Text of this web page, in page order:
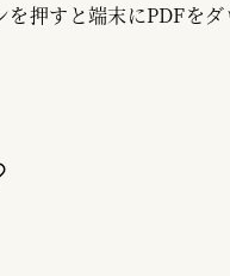
押すと端末にPDFを